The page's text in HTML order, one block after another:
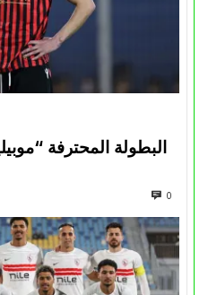
البطولة المحترفة
0